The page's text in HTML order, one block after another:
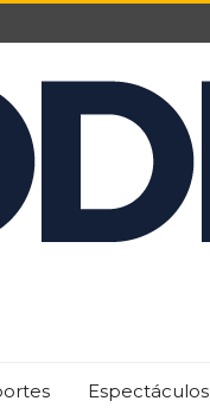
Espectáculos